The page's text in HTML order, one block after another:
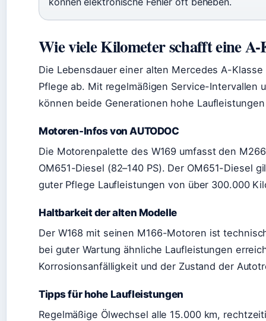
Wie viele Kilometer schafft eine A-
Die Lebensdauer einer alten Mercedes A-
Pflege ab. Mit regelmäßigen Service-Intervallen
können beide Generationen hohe
Motoren-Infos von AUTODOC
Die Motorenpalette des W169 umfasst den
OM651-Diesel (82–140 PS). Der OM651-Diesel
guter Pflege Laufleistungen von über 300.000
Haltbarkeit der alten Modelle
Der W168 mit seinen M166-Motoren ist
bei guter Wartung ähnliche Laufleistungen
Korrosionsanfälligkeit und der Zustand der
Tipps für hohe Laufleistungen
Regelmäßige Ölwechsel alle 15.000 km,